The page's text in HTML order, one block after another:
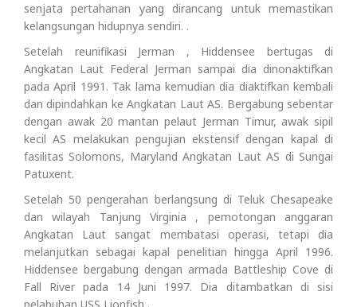
senjata pertahanan yang dirancang untuk memastikan
kelangsungan hidupnya sendiri. .
Setelah reunifikasi Jerman , Hiddensee bertugas di
Angkatan Laut Federal Jerman sampai dia dinonaktifkan
pada April 1991. Tak lama kemudian dia diaktifkan kembali
dan dipindahkan ke Angkatan Laut AS. Bergabung sebentar
dengan awak 20 mantan pelaut Jerman Timur, awak sipil
kecil AS melakukan pengujian ekstensif dengan kapal di
fasilitas Solomons, Maryland Angkatan Laut AS di Sungai
Patuxent.
Setelah 50 pengerahan berlangsung di Teluk Chesapeake
dan wilayah Tanjung Virginia , pemotongan anggaran
Angkatan Laut sangat membatasi operasi, tetapi dia
melanjutkan sebagai kapal penelitian hingga April 1996.
Hiddensee bergabung dengan armada Battleship Cove di
Fall River pada 14 Juni 1997. Dia ditambatkan di sisi